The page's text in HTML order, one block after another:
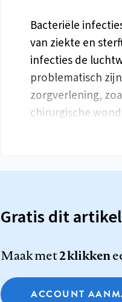
Bacteriële
van ziekte en
infecties de
problematisch
zorgverlening,
chirurgische
Gratis dit
Maak met2 klikken
ACCOUNT